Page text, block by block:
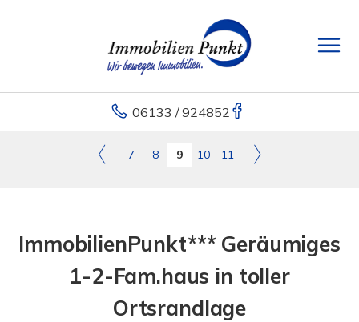
06133 / 924852
7 8 9 10 11
ImmobilienPunkt*** Geräumiges
1-2-Fam.haus in toller
Ortsrandlage